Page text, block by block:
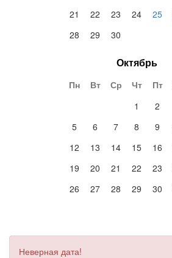
21
22 23 24 25
28
29 30
Октябрь
Пн Вт Ср Чт Пт
1
2
5
6 7 8 9
12
13 14 15 16
19
20 21 22 23
26
27 28 29 30
Неверная дата!